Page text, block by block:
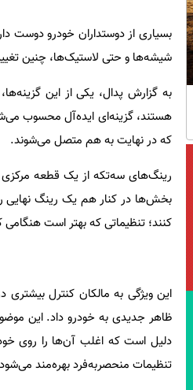
بسیاری از دوستداران خودرو دوست
شیشه‌ها و حتی لاستیک‌ها، چنین
به گزارش پدال، یکی از این
هستند، گزینه‌ای ایده‌آل محسوب
که در نهایت به هم متصل می‌شوند.
رینگ‌های سه‌تکه از یک قطعه
بخش‌ها در کنار هم یک رینگ
کنند؛ تنظیماتی که بهتر است
این ویژگی به مالکان کنترل
ظاهر جدیدی به خودرو داد. این
دلیل است که اغلب آن‌ها را روی
تنظیمات منحصربه‌فرد بهره‌مند